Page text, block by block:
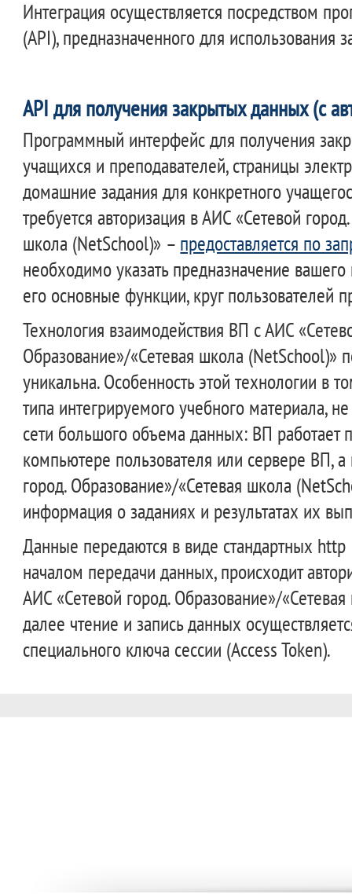
Интеграция осуществляется посредством
(API), предназначенного для использования
API для получения закрытых данных (с
Программный интерфейс для получения
учащихся и преподавателей, страницы
домашние задания для конкретного
требуется авторизация в АИС «Сетевой
школа (NetSchool)» – предоставляется по
необходимо указать предназначение
его основные функции, круг пользователей
Технология взаимодействия ВП с АИС
Образование»/«Сетевая школа (NetSchool)»
уникальна. Особенность этой технологии в
типа интегрируемого учебного материала,
сети большого объема данных: ВП работает
компьютере пользователя или сервере ВП,
город. Образование»/«Сетевая школа
информация о заданиях и результатах их
Данные передаются в виде стандартных
началом передачи данных, происходит
АИС «Сетевой город. Образование»/
далее чтение и запись данных
специального ключа сессии (Access Token).